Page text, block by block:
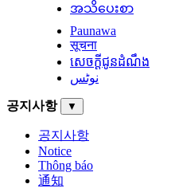
အသိပေးစာ
Paunawa
सूचना
សេចក្តីជូនដំណឹង
نوٹس
공지사항 ▼
공지사항
Notice
Thông báo
通知